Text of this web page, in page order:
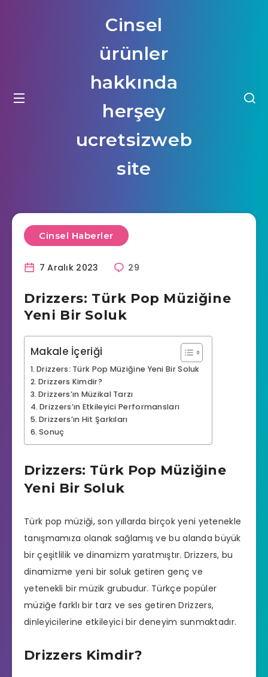
Cinsel
ürünler
hakkında
herşey
ucretsizweb
site
Cinsel Haberler
7 Aralık 2023 29
Drizzers: Türk Pop Müziğine
Yeni Bir Soluk
Makale İçeriği
Drizzers: Türk Pop Müziğine Yeni Bir Soluk
Drizzers Kimdir?
Drizzers’ın Müzikal Tarzı
Drizzers’ın Etkileyici Performansları
Drizzers’ın Hit Şarkıları
Sonuç
Drizzers: Türk Pop Müziğine
Yeni Bir Soluk
Türk pop müziği, son yıllarda birçok yeni yetenekle
tanışmamıza olanak sağlamış ve bu alanda büyük
bir çeşitlilik ve dinamizm yaratmıştır. Drizzers, bu
dinamizme yeni bir soluk getiren genç ve
yetenekli bir müzik grubudur. Türkçe popüler
müziğe farklı bir tarz ve ses getiren Drizzers,
dinleyicilerine etkileyici bir deneyim sunmaktadır.
Drizzers Kimdir?